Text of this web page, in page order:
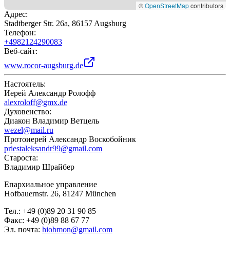
©OpenStreetMapcontributors
Адрес:
Stadtberger Str. 26a, 86157 Augsburg
Телефон:
+4982124290083
Веб-сайт:
www.rocor-augsburg.de
Настоятель:
Иерей Александр Ролофф
alexroloff@gmx.de
Духовенство:
Диакон Владимир Ветцель
wezel@mail.ru
Протоиерей Александр Воскобойник
priestaleksandr99@gmail.com
Староста:
Владимир Шрайбер
Епархиальное управление
Hofbauernstr. 26, 81247 München
Тел.: +49 (0)89 20 31 90 85
Факс: +49 (0)89 88 67 77
Эл. почта: hiobmon@gmail.com